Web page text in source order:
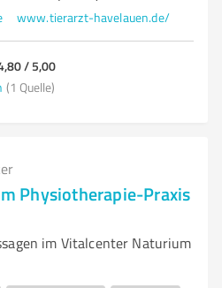
www.tierarzt-havelauen.de/
/ 5,00
(1 Quelle)
Physiotherapie-Praxis
im Vitalcenter Naturium